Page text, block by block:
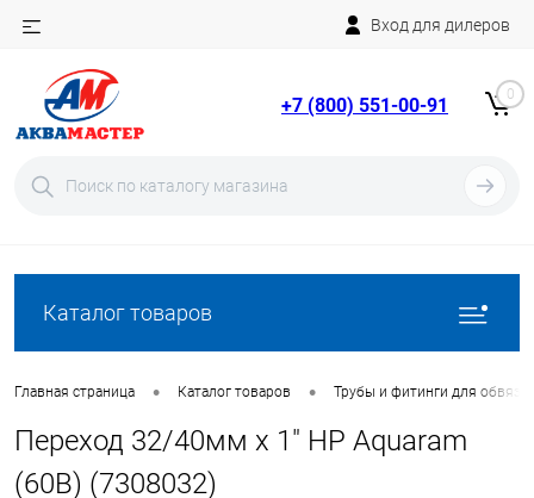
Вход для дилеров
+7 (800) 551-00-91 0
Каталог товаров
Главная страница • Каталог товаров • Трубы и фитинги для
Переход 32/40мм x 1" НР Aquaram
(60В) (7308032)